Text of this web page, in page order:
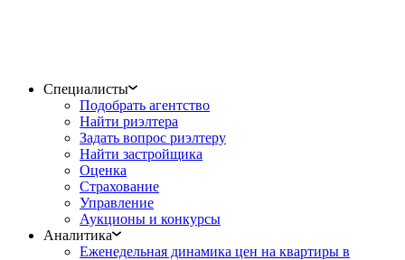
Специалисты
Подобрать агентство
Найти риэлтера
Задать вопрос риэлтеру
Найти застройщика
Оценка
Страхование
Управление
Аукционы и конкурсы
Аналитика
Еженедельная динамика цен на квартиры в